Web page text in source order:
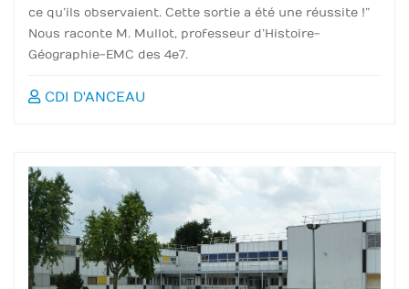
ce qu’ils observaient. Cette sortie a été une réussite !”
Nous raconte M. Mullot, professeur d’Histoire-
Géographie-EMC des 4e7.
CDI D'ANCEAU